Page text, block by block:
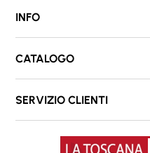
INFO
CATALOGO
SERVIZIO CLIENTI